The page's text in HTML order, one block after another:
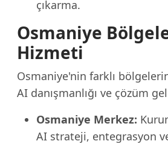
çıkarma.
Osmaniye
Hizmeti
Osmaniye'nin farklı
AI danışmanlığı ve çözüm
Osmaniye Merkez:
AI strateji, entegrasyon